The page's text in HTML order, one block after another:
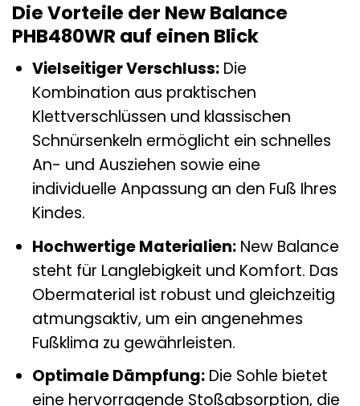
Die Vorteile der New Balance
PHB480WR auf einen Blick
Vielseitiger Verschluss:Die
Kombination aus praktischen
Klettverschlüssen und klassischen
Schnürsenkeln ermöglicht ein schnelles
An- und Ausziehen sowie eine
individuelle Anpassung an den Fuß Ihres
Kindes.
Hochwertige Materialien:New Balance
steht für Langlebigkeit und Komfort. Das
Obermaterial ist robust und gleichzeitig
atmungsaktiv, um ein angenehmes
Fußklima zu gewährleisten.
Optimale Dämpfung:Die Sohle bietet
eine hervorragende Stoßabsorption, die